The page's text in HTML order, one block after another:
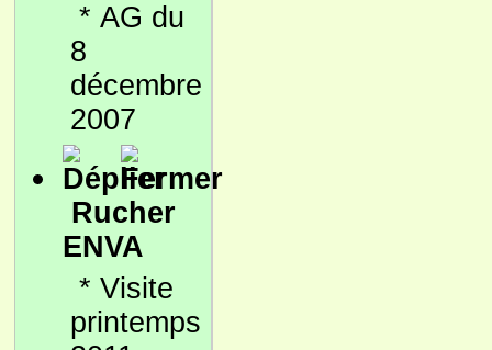
* AG du
8
décembre
2007
Rucher
ENVA
* Visite
printemps